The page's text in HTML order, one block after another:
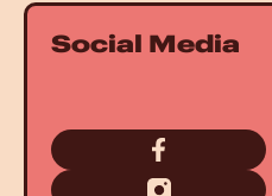
Social Media